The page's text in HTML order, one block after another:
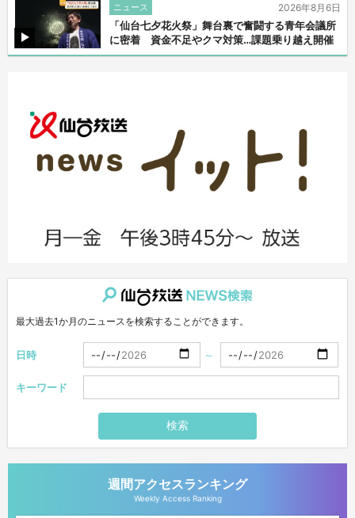
ニュース
「仙台七夕花火祭」舞台裏で奮闘する青年会議所
に密着 資金不足やクマ対策…課題乗り越え開催
2026年8月6日
最大過去1か月のニュースを検索することができます。
日時 ～
キーワード
検索
週間アクセスランキング
Weekly Access Ranking